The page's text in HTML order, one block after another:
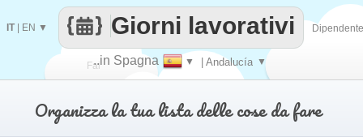
Fai
contare
..in Spagna ▼ | Andalucía ▼
Giorni lavorativi
IT| EN ▼
Organizza la tua lista delle cose da fare